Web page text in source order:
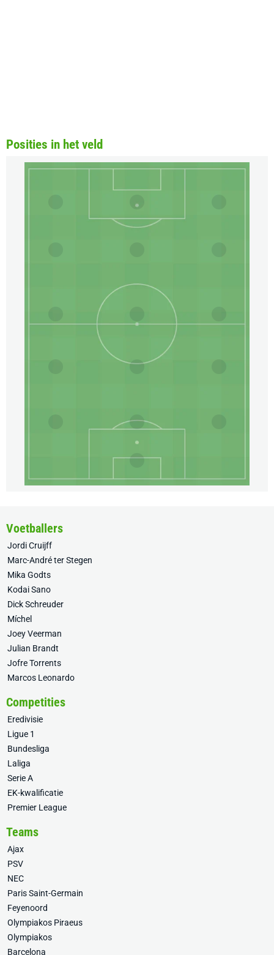
Posities in het veld
Voetballers
Jordi Cruijff
Marc-André ter Stegen
Mika Godts
Kodai Sano
Dick Schreuder
Míchel
Joey Veerman
Julian Brandt
Jofre Torrents
Marcos Leonardo
Competities
Eredivisie
Ligue 1
Bundesliga
Laliga
Serie A
EK-kwalificatie
Premier League
Teams
Ajax
PSV
NEC
Paris Saint-Germain
Feyenoord
Olympiakos Piraeus
Olympiakos
Barcelona